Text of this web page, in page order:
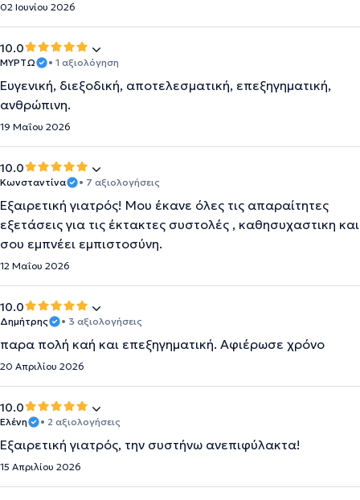
02 Ιουνίου 2026
10.0
ΜΥΡΤΩ • 1 αξιολόγηση
Ευγενική, διεξοδική, αποτελεσματική, επεξηγηματική,
ανθρώπινη.
19 Μαΐου 2026
10.0
Κωνσταντίνα • 7 αξιολογήσεις
Εξαιρετική γιατρός! Μου έκανε όλες τις απαραίτητες
εξετάσεις για τις έκτακτες συστολές , καθησυχαστικη και
σου εμπνέει εμπιστοσύνη.
12 Μαΐου 2026
10.0
Δημήτρης • 3 αξιολογήσεις
παρα πολή καή και επεξηγηματική. Αφιέρωσε χρόνο
20 Απριλίου 2026
10.0
Ελένη • 2 αξιολογήσεις
Εξαιρετική γιατρός, την συστήνω ανεπιφύλακτα!
15 Απριλίου 2026